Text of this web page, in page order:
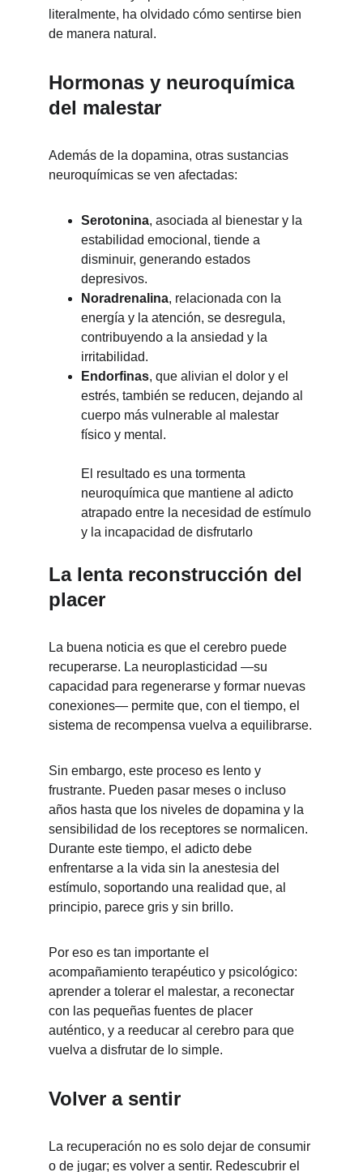
literalmente, ha olvidado cómo sentirse bien
de manera natural.
Hormonas y neuroquímica
del malestar
Además de la dopamina, otras sustancias
neuroquímicas se ven afectadas:
Serotonina, asociada al bienestar y la
estabilidad emocional, tiende a
disminuir, generando estados
depresivos.
Noradrenalina, relacionada con la
energía y la atención, se desregula,
contribuyendo a la ansiedad y la
irritabilidad.
Endorfinas, que alivian el dolor y el
estrés, también se reducen, dejando al
cuerpo más vulnerable al malestar
físico y mental.
El resultado es una tormenta
neuroquímica que mantiene al adicto
atrapado entre la necesidad de estímulo
y la incapacidad de disfrutarlo
La lenta reconstrucción del
placer
La buena noticia es que el cerebro puede
recuperarse. La neuroplasticidad —su
capacidad para regenerarse y formar nuevas
conexiones— permite que, con el tiempo, el
sistema de recompensa vuelva a equilibrarse.
Sin embargo, este proceso es lento y
frustrante. Pueden pasar meses o incluso
años hasta que los niveles de dopamina y la
sensibilidad de los receptores se normalicen.
Durante este tiempo, el adicto debe
enfrentarse a la vida sin la anestesia del
estímulo, soportando una realidad que, al
principio, parece gris y sin brillo.
Por eso es tan importante el
acompañamiento terapéutico y psicológico:
aprender a tolerar el malestar, a reconectar
con las pequeñas fuentes de placer
auténtico, y a reeducar al cerebro para que
vuelva a disfrutar de lo simple.
Volver a sentir
La recuperación no es solo dejar de consumir
o de jugar; es volver a sentir. Redescubrir el